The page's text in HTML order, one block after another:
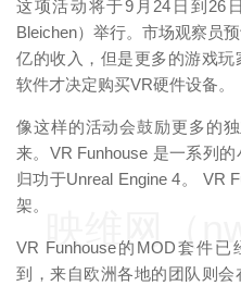
这项活动将于9月24日到26
Bleichen）举行。市场观察员
亿的收入，但是更多的游戏
软件才决定购买VR硬件设备。
像这样的活动会鼓励更多的
来。VR Funhouse 是一系列
归功于Unreal Engine 4。 VR
架。
VR Funhouse的MOD套件已
到，来自欧洲各地的团队则
映维网（